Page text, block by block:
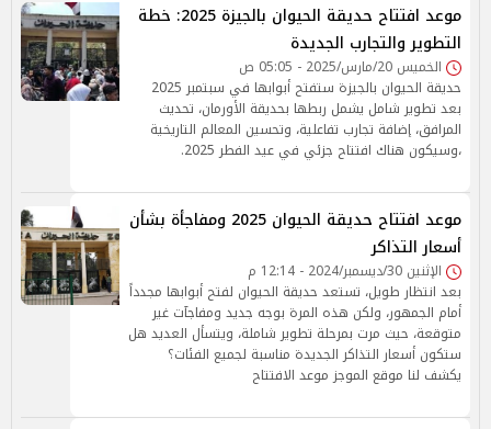
موعد افتتاح حديقة الحيوان بالجيزة 2025: خطة
التطوير والتجارب الجديدة
الخميس 20/مارس/2025 - 05:05 ص
حديقة الحيوان بالجيزة ستفتح أبوابها في سبتمبر 2025
بعد تطوير شامل يشمل ربطها بحديقة الأورمان، تحديث
المرافق، إضافة تجارب تفاعلية، وتحسين المعالم التاريخية
،وسيكون هناك افتتاح جزئي في عيد الفطر 2025.
موعد افتتاح حديقة الحيوان 2025 ومفاجأة بشأن
أسعار التذاكر
الإثنين 30/ديسمبر/2024 - 12:14 م
بعد انتظار طويل، تستعد حديقة الحيوان لفتح أبوابها مجدداً
أمام الجمهور، ولكن هذه المرة بوجه جديد ومفاجآت غير
متوقعة، حيث مرت بمرحلة تطوير شاملة، ويتسأل العديد هل
ستكون أسعار التذاكر الجديدة مناسبة لجميع الفئات؟
يكشف لنا موقع الموجز موعد الافتتاح